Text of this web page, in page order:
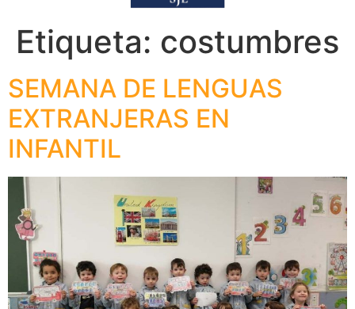
Etiqueta: costumbres
SEMANA DE LENGUAS
EXTRANJERAS EN
INFANTIL